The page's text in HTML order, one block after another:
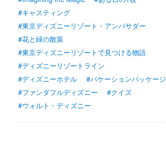
#キャスティング
#東京ディズニーリゾート・アンバサダー
#花と緑の散策
#東京ディズニーリゾートで見つける物語
#ディズニーリゾートライン
#ディズニーホテル
#バケーションパッケージ
#ファンダフルディズニー
#クイズ
#ウォルト・ディズニー